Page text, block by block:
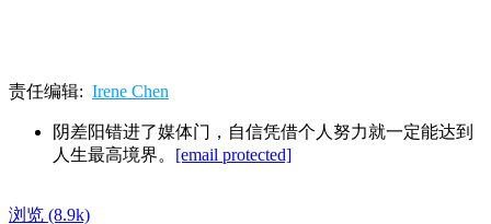
责任编辑: Irene Chen
阴差阳错进了媒体门，自信凭借个人努力就一定能达到
人生最高境界。 [email protected]
浏览 (8.9k)